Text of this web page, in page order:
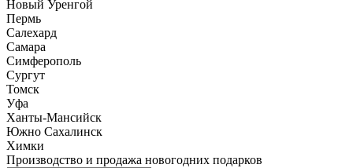
Новый Уренгой
Пермь
Салехард
Самара
Симферополь
Сургут
Томск
Уфа
Ханты-Мансийск
Южно Сахалинск
Химки
Производство и продажа новогодних подарков